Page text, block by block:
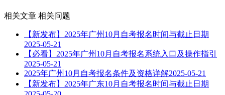
相关文章 相关问题
【新发布】2025年广州10月自考报名时间与截止日期
2025-05-21
【必看】2025年广州10月自考报名系统入口及操作指引
2025-05-21
2025年广州10月自考报名条件及资格详解2025-05-21
【新发布】2025年广东10月自考报名时间与截止日期